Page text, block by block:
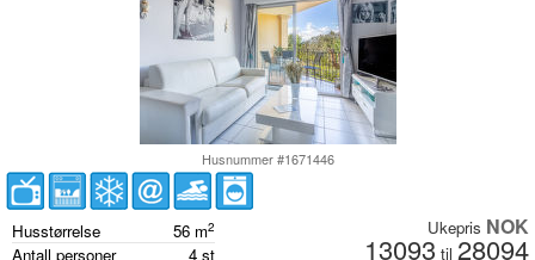
Husnummer #1671446
Husstørrelse 56 m2
Antall personer 4 st
Ukepris NOK
13093 til 28094